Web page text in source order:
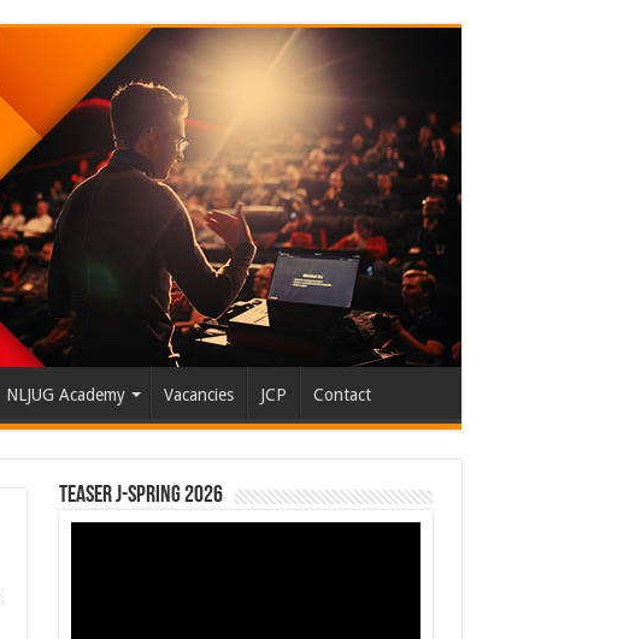
NLJUG Academy Vacancies JCP Contact
Teaser J-Spring 2026